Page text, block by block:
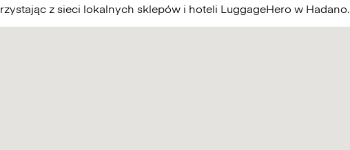
z sieci lokalnych sklepów i hoteli LuggageHero w Hadano.